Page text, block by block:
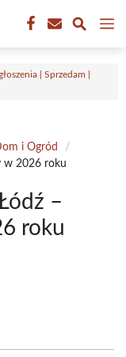
| Sprzedam |
i Ogród
/
w 2026 roku
–
roku